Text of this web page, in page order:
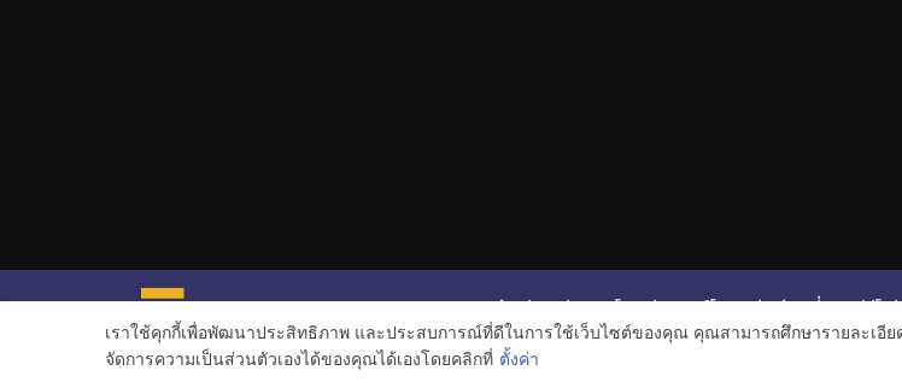
หน้าหลัก รีวิวคอนโด รีวิวทาวน์โฮม รีวิวบ้านเดี่ยว วีดีโอ
ข่าวอสังหาริมทรัพย์
โปรโมชั่นบ้านและคอนโด
เราใช้คุกกี้เพื่อพัฒนาประสิทธิภาพ และประสบการณ์ที่ดีในการใช้เว็บไซต์ของคุณ คุณสามารถศึกษารายละเอีย
จัดการความเป็นส่วนตัวเองได้ของคุณได้เองโดยคลิกที่ ตั้งค่า